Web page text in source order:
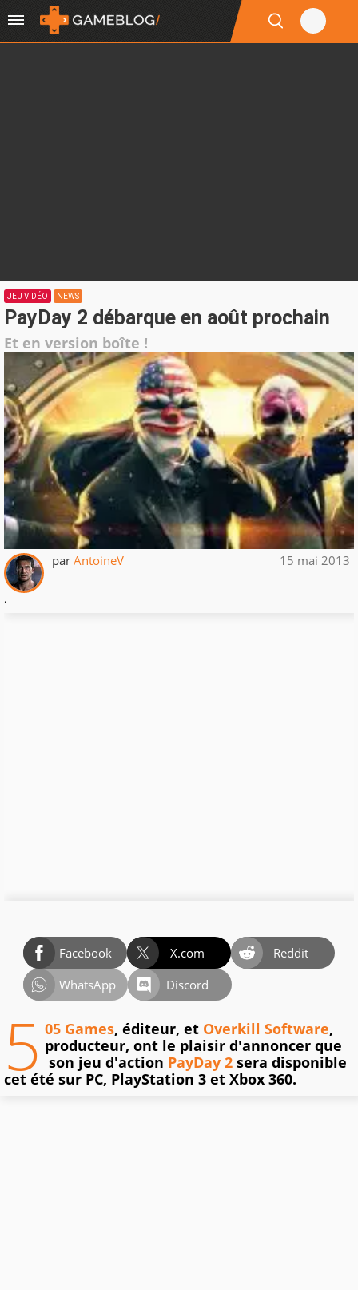
JEU VIDÉO NEWS
PayDay 2 débarque en août prochain
Et en version boîte !
par AntoineV 15 mai 2013
.
Facebook X.com
Reddit
WhatsApp
Discord
5 05 Games, éditeur, et Overkill Software,
producteur, ont le plaisir d'annoncer que
son jeu d'action PayDay 2 sera disponible
cet été sur PC, PlayStation 3 et Xbox 360.